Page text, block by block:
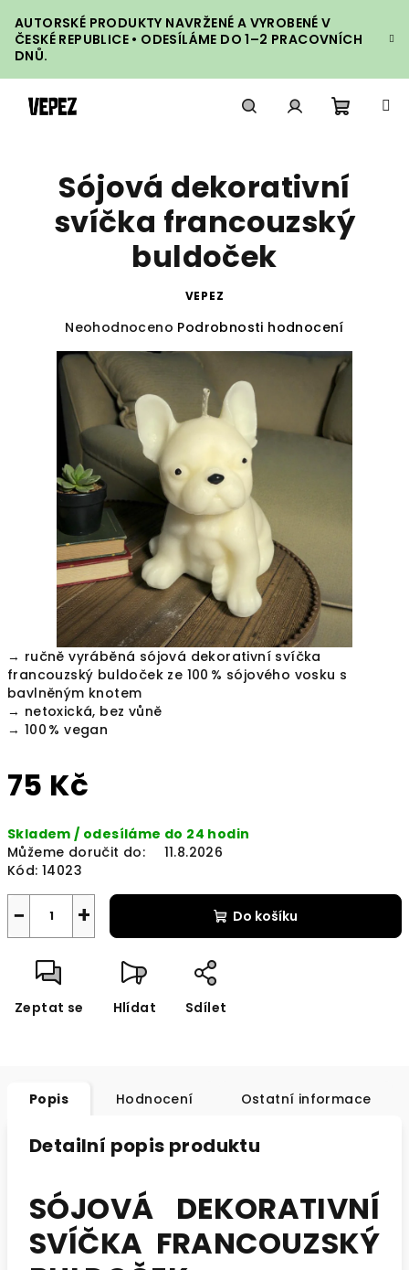
na
obsah
AUTORSKÉ PRODUKTY NAVRŽENÉ A VYROBENÉ V
ČESKÉ REPUBLICE • ODESÍLÁME DO 1–2 PRACOVNÍCH
DNŮ.
košík
→ ručně vyráběná sójová dekorativní svíčka
francouzský buldoček ze 100 % sójového vosku s
bavlněným knotem
→ netoxická, bez vůně
→ 100 % vegan
75 Kč
cena:
Skladem / odesíláme do 24 hodin
Můžeme doručit do:
11.8.2026
Kód: 14023
+
− Do košíku
Zeptat se Hlídat Sdílet
Sójová dekorativní
svíčka francouzský
buldoček
VEPEZ
Průměrné
produktu
je
0,0
5
hvězdiček.
Neohodnoceno Podrobnosti hodnocení
Popis Hodnocení Ostatní informace
Detailní popis produktu
SÓJOVÁ DEKORATIVNÍ
SVÍČKA FRANCOUZSKÝ